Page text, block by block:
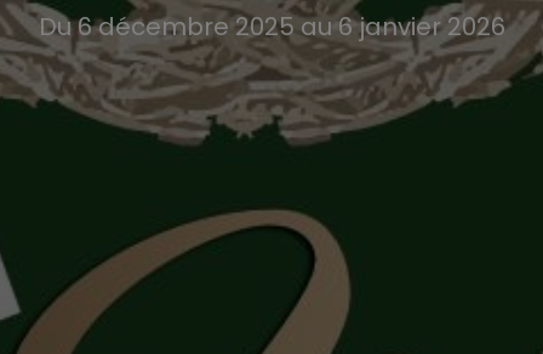
Du 6 décembre 2025 au 6 janvier 2026